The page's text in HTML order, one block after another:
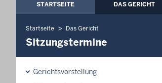
Hauptmenü:
STARTSEITE DAS GERICHT
Startseite Das Gericht
Sitzungstermine
Gerichtsvorstellung